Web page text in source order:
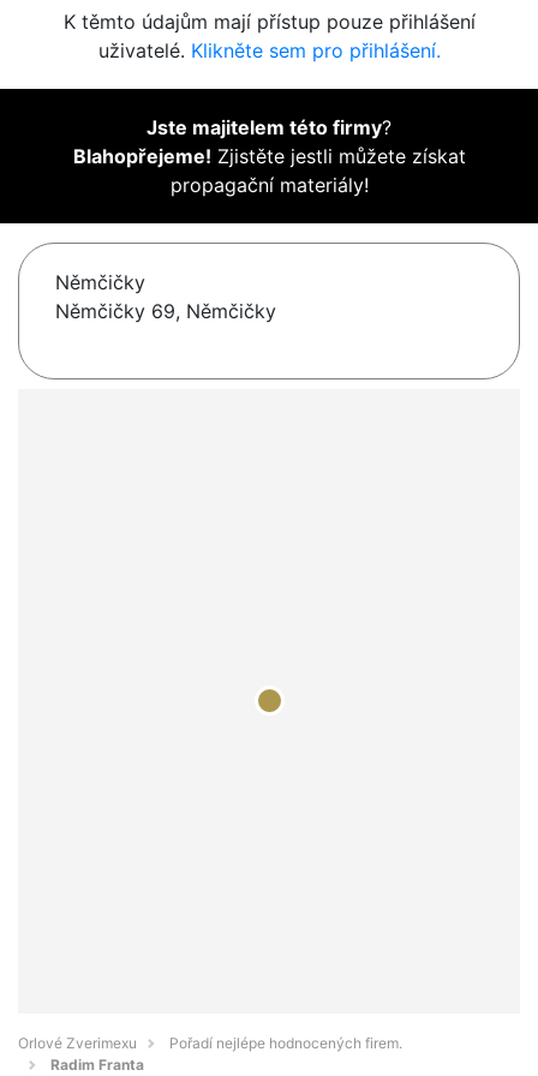
K těmto údajům mají přístup pouze přihlášení
uživatelé. Klikněte sem pro přihlášení.
Jste majitelem této firmy?
Blahopřejeme! Zjistěte jestli můžete získat
propagační materiály!
Němčičky
Němčičky 69, Němčičky
Orlové Zverimexu
Pořadí nejlépe hodnocených firem.
Radim Franta